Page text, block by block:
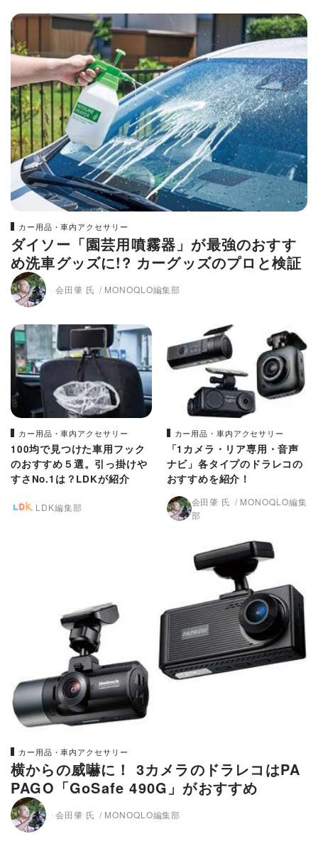
カー用品・車内アクセサリー
ダイソー「園芸用噴霧器」が最強のおすす
め洗車グッズに!? カーグッズのプロと検証
会田肇 氏 MONOQLO編集部
カー用品・車内アクセサリー
100均で見つけた車用フック
のおすすめ５選。引っ掛けや
すさNo.1は？LDKが紹介
LDK編集部
カー用品・車内アクセサリー
「1カメラ・リア専用・音声
ナビ」各タイプのドラレコの
おすすめを紹介！
会田肇 氏
MONOQLO編集
部
カー用品・車内アクセサリー
横からの威嚇に！ 3カメラのドラレコはPA
PAGO「GoSafe 490G」がおすすめ
会田肇 氏 MONOQLO編集部